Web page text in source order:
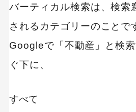
バーティカル検索は、検索
されるカテゴリーのことで
Googleで「不動産」と検
ぐ下に、
すべて